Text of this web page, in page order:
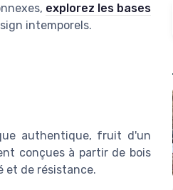
explorez les bases
intemporels.
authentique, fruit d'un
conçues à partir de bois
et de résistance.